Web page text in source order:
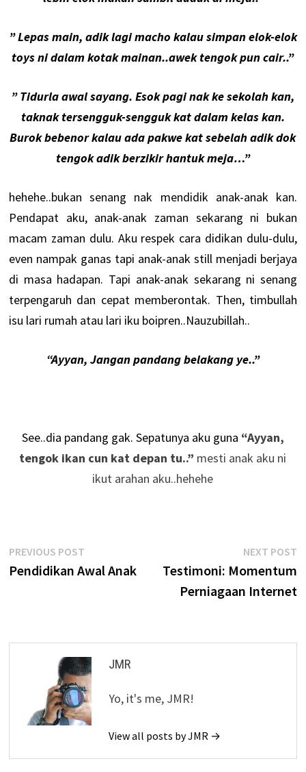
” Lepas main, adik lagi macho kalau simpan elok-elok
toys ni dalam kotak mainan..awek tengok pun cair..”
” Tidurla awal sayang. Esok pagi nak ke sekolah kan,
taknak tersengguk-sengguk kat dalam kelas kan.
Burok bebenor kalau ada pakwe kat sebelah adik dok
tengok adik berzikir hantuk meja…”
hehehe..bukan senang nak mendidik anak-anak kan.
Pendapat aku, anak-anak zaman sekarang ni bukan
macam zaman dulu. Aku respek cara didikan dulu-dulu,
even nampak ganas tapi anak-anak still menjadi berjaya
di masa hadapan. Tapi anak-anak sekarang ni senang
terpengaruh dan cepat memberontak. Then, timbullah
isu lari rumah atau lari iku boipren..Nauzubillah..
“Ayyan, Jangan pandang belakang ye..”
See..dia pandang gak. Sepatunya aku guna “Ayyan,
tengok ikan cun kat depan tu..” mesti anak aku ni
ikut arahan aku..hehehe
Post
navigation
PREVIOUS POSTPrevious
post:
Pendidikan Awal Anak
NEXT POST
Testimoni: Momentum
Perniagaan Internet
JMR
Yo, it's me, JMR!
View all posts by JMR →